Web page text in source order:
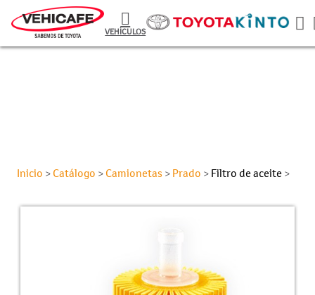
VEHÍCULOS
Inicio > Catálogo > Camionetas > Prado > Filtro de aceite >